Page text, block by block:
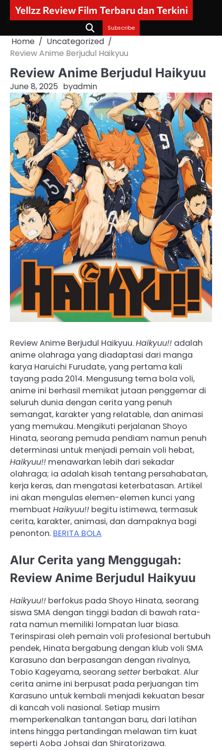
SkipYellzz Review Film Terbaru dan Terkini
Subscribe
Home
Uncategorized
Review Anime Berjudul Haikyuu
Review Anime Berjudul Haikyuu
June 8, 2025 byadmin
Review Anime Berjudul Haikyuu.Haikyuu!! adalah
anime olahraga yang diadaptasi dari manga
karya Haruichi Furudate, yang pertama kali
tayang pada 2014. Mengusung tema bola voli,
anime ini berhasil memikat jutaan penggemar di
seluruh dunia dengan cerita yang penuh
semangat, karakter yang relatable, dan animasi
yang memukau. Mengikuti perjalanan Shoyo
Hinata, seorang pemuda pendiam namun penuh
determinasi untuk menjadi pemain voli hebat,
Haikyuu!! menawarkan lebih dari sekadar
olahraga; ia adalah kisah tentang persahabatan,
kerja keras, dan mengatasi keterbatasan. Artikel
ini akan mengulas elemen-elemen kunci yang
membuat Haikyuu!! begitu istimewa, termasuk
cerita, karakter, animasi, dan dampaknya bagi
penonton. BERITA BOLA
Alur Cerita yang Menggugah:
Review Anime Berjudul Haikyuu
Haikyuu!! berfokus pada Shoyo Hinata, seorang
siswa SMA dengan tinggi badan di bawah rata-
rata namun memiliki lompatan luar biasa.
Terinspirasi oleh pemain voli profesional bertubuh
pendek, Hinata bergabung dengan klub voli SMA
Karasuno dan berpasangan dengan rivalnya,
Tobio Kageyama, seorang setterberbakat. Alur
cerita anime ini berpusat pada perjuangan tim
Karasuno untuk kembali menjadi kekuatan besar
di kancah voli nasional. Setiap musim
memperkenalkan tantangan baru, dari latihan
intens hingga pertandingan melawan tim kuat
seperti Aoba Johsai dan Shiratorizawa.